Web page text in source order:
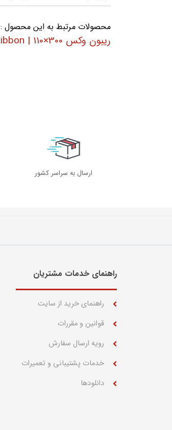
محصولات مرتبط به این محصول :
ریبون وکس 300×110 | Wax Ribbon
ارسال به سراسر کشور
راهنمای خدمات مشتریان
راهنمای خرید از سایت
قوانین و مقررات
رویه ارسال سفارش
خدمات پشتیبانی و تعمیرات
دانلودها